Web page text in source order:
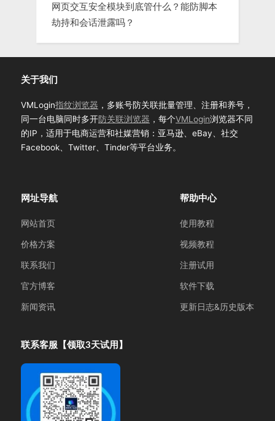
网页交互安全模块到底管什么？能防脚本
劫持和会话泄露吗？
关于我们
VMLogin指纹浏览器 ，多账号防关联批量管理、注册和养号，
同一台电脑同时多开防关联浏览器 ，每个VMLogin浏览器不同
的IP，适用于电商运营和社媒营销：亚马逊、eBay、社交
Facebook、Twitter、Tinder等平台业务。
网址导航
网站首页
价格方案
联系我们
官方博客
新闻资讯
帮助中心
使用教程
视频教程
注册试用
软件下载
更新日志&历史版本
联系客服【领取3天试用】